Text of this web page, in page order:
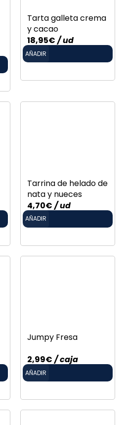
Tarta galleta crema
y cacao
18,95€/ ud
AÑADIR
Tarrina de helado de
nata y nueces
4,70€/ ud
AÑADIR
Jumpy Fresa
2,99€/ caja
AÑADIR